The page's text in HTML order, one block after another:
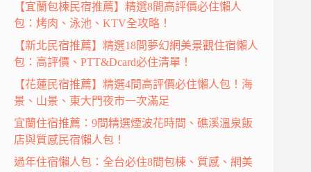
【宜蘭包棟民宿推薦】精選8間高評價必住懶人
包：烤肉、泳池、KTV全攻略！
【新北民宿推薦】精選18間夢幻網美景觀住宿懶人
包：高評價、PTT&Dcard必住清單！
【花蓮民宿推薦】精選4間高評價必住懶人包！海
景、山景、東大門夜市一次滿足
宜蘭住宿推薦：9間精選煙波花時間、礁溪溫泉飯
店與質感民宿懶人包！
過年住宿懶人包：全台必住8間包棟、質感、網美